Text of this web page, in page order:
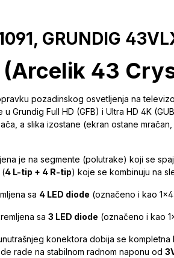
GRUNDIG
43
pozadinskog osvetljenja na
u Grundig Full HD (GFB) i Ultra HD 4K
a slika izostane (ekran ostane
je na segmente (polutrake) koji se
(4 L-tip + 4 R-tip) koje se kombinuju na
sa 4 LED diode (označeno i kao
sa 3 LED diode (označeno i kao
konektora dobija se kompletna
rade na stabilnom radnom naponu od